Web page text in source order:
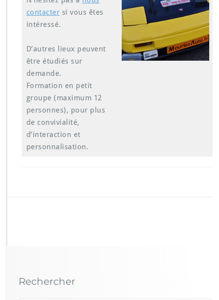
contacter si vous êtes
intéressé.
D’autres lieux peuvent
être étudiés sur
demande.
Formation en petit
groupe (maximum 12
personnes), pour plus
de convivialité,
d’interaction et
personnalisation.
Rechercher